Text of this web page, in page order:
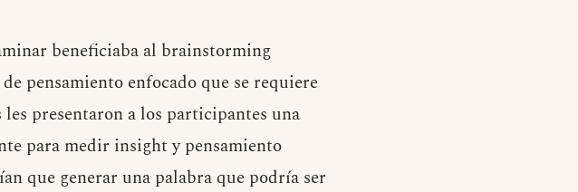
beneficiaba al brainstorming
pensamiento enfocado que se requiere
presentaron a los participantes una
para medir insight y pensamiento
que generar una palabra que podría ser